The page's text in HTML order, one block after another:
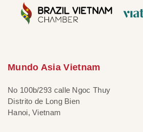
Mundo Asia Vietnam
No 100b/293 calle Ngoc Thuy
Distrito de Long Bien
Hanoi, Vietnam